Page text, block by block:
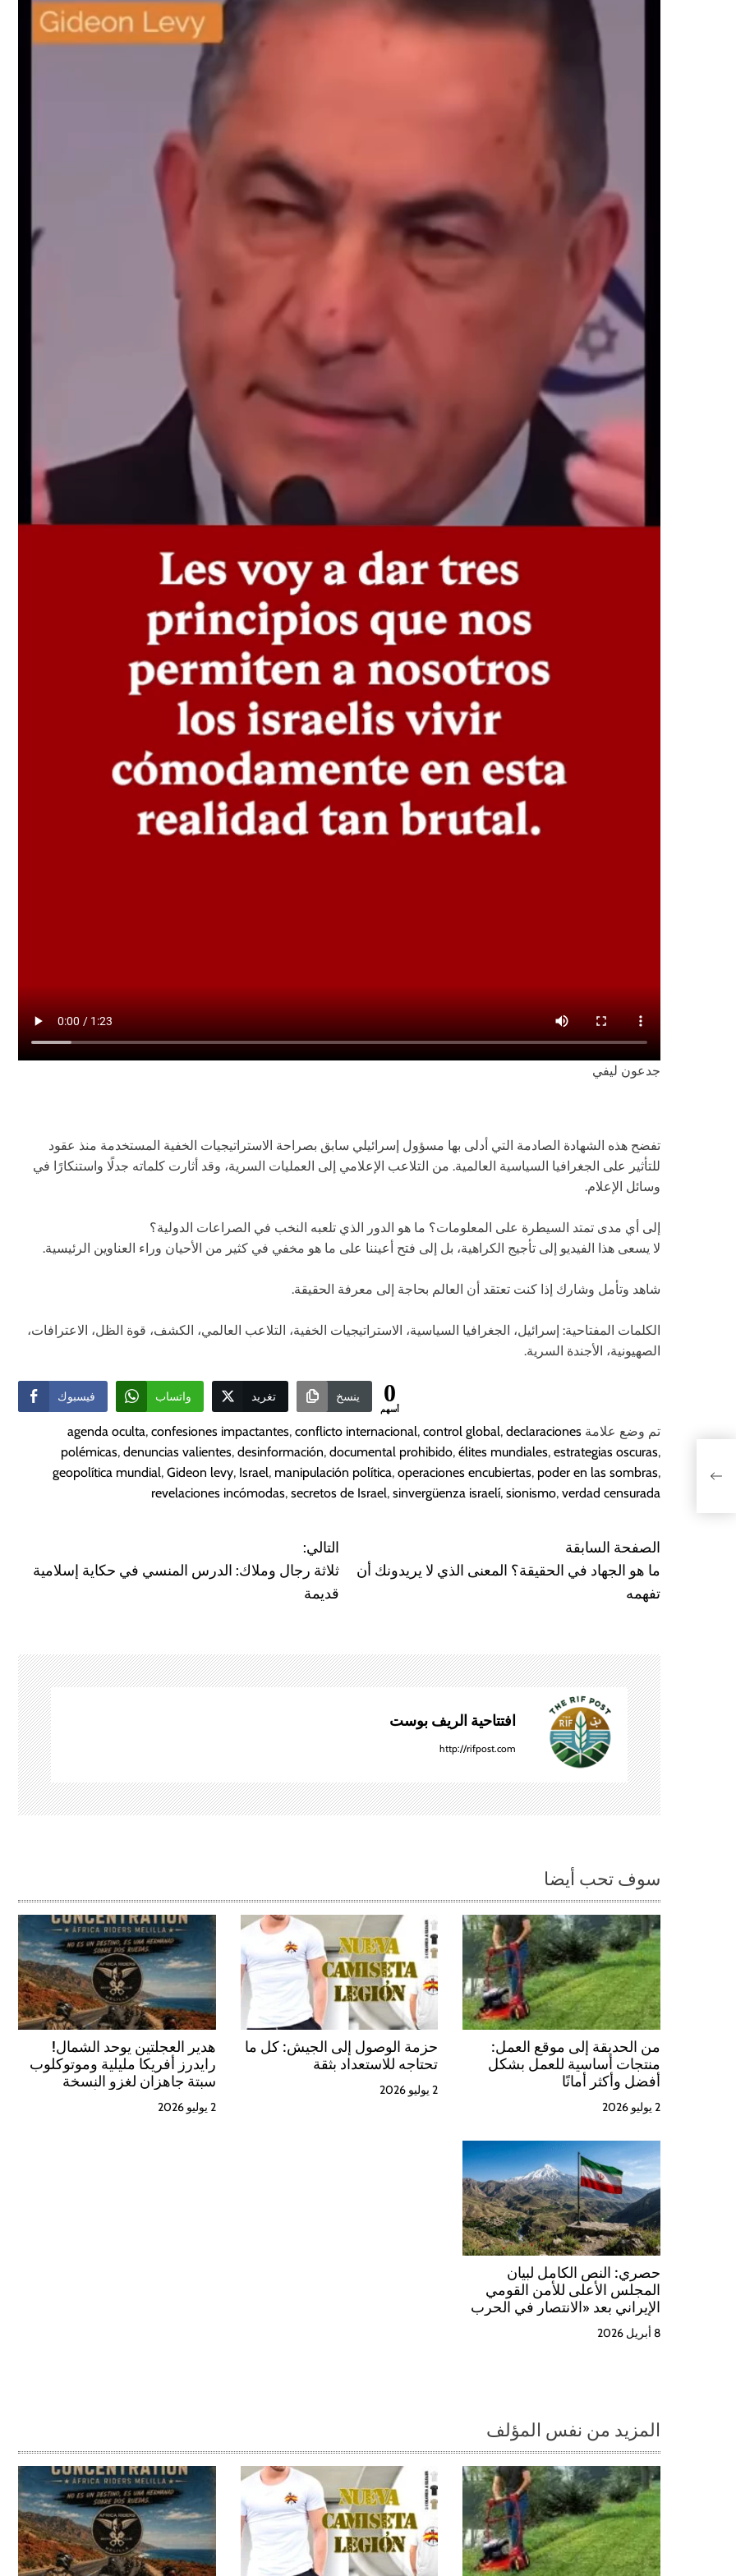
جدعون ليفي
تفضح هذه الشهادة الصادمة التي أدلى بها مسؤول إسرائيلي سابق بصراحة الاستراتيجيات الخفية المستخدمة منذ عقود
للتأثير على الجغرافيا السياسية العالمية. من التلاعب الإعلامي إلى العمليات السرية، وقد أثارت كلماته جدلًا واستنكارًا في
وسائل الإعلام.
إلى أي مدى تمتد السيطرة على المعلومات؟ ما هو الدور الذي تلعبه النخب في الصراعات الدولية؟
لا يسعى هذا الفيديو إلى تأجيج الكراهية، بل إلى فتح أعيننا على ما هو مخفي في كثير من الأحيان وراء العناوين الرئيسية.
شاهد وتأمل وشارك إذا كنت تعتقد أن العالم بحاجة إلى معرفة الحقيقة.
الكلمات المفتاحية: إسرائيل، الجغرافيا السياسية، الاستراتيجيات الخفية، التلاعب العالمي، الكشف، قوة الظل، الاعترافات،
الصهيونية، الأجندة السرية.
فيسبوك واتساب تغريد ينسخ 0
أسهم
تم وضع علامة agenda oculta, confesiones impactantes, conflicto internacional, control global, declaraciones
polémicas, denuncias valientes, desinformación, documental prohibido, élites mundiales, estrategias oscuras,
geopolítica mundial, Gideon levy, Israel, manipulación política, operaciones encubiertas, poder en las sombras,
revelaciones incómodas, secretos de Israel, sinvergüenza israelí, sionismo, verdad censurada
N
a
e
g
a
c
i
d
e
e
n
t
r
a
d
a
s
الصفحة السابقة
ما هو الجهاد في الحقيقة؟ المعنى الذي لا يريدونك أن
تفهمه
التالي:
ثلاثة رجال وملاك: الدرس المنسي في حكاية إسلامية
قديمة
افتتاحية الريف بوست
http://rifpost.com
سوف تحب أيضا
من الحديقة إلى موقع العمل:
منتجات أساسية للعمل بشكل
أفضل وأكثر أمانًا
2 يوليو 2026
حزمة الوصول إلى الجيش: كل ما
تحتاجه للاستعداد بثقة
2 يوليو 2026
هدير العجلتين يوحد الشمال!
رايدرز أفريكا مليلية وموتوكلوب
سبتة جاهزان لغزو النسخة
الخامسة من «تجمع أصدقاء
الحسيمة»
2 يوليو 2026
حصري: النص الكامل لبيان
المجلس الأعلى للأمن القومي
الإيراني بعد «الانتصار في الحرب
المفروضة الثالثة»
8 أبريل 2026
المزيد من نفس المؤلف